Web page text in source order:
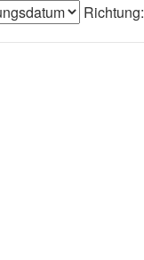
Richtung: